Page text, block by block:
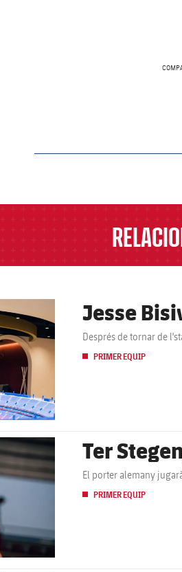
Jesse
Després de tornar de
PRIMER EQUIP
Ter
El porter alemany
PRIMER EQUIP